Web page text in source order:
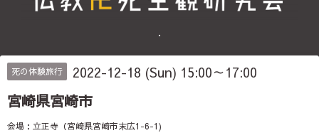
・
死の体験旅行 2022-12-18 (Sun) 15:00～17:00
宮崎県宮崎市
会場：立正寺（宮崎県宮崎市末広1-6-1)